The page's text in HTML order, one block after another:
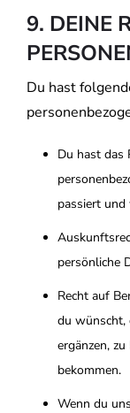
9. DEINE
Du hast
Du hast das
passiert
persönliche
Recht auf
du wünscht,
ergänzen,
bekommen.
Wenn du